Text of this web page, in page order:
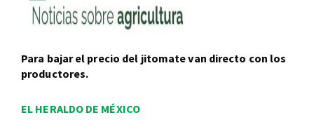
Para bajar el precio del jitomate van directo con los
productores.
EL HERALDO DE MÉXICO